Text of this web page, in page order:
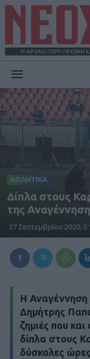
Η ΑΡΧΑΙΟΤΕΡΗ ΠΡΩΪΝΗ
ΑΘΛΗΤΙΚΑ
Δίπλα στους
της
27 Σεπτεμβρίου 2020,
Η Αναγέννηση
Δημήτρης
ζημιές που και
δίπλα στους
δύσκολες